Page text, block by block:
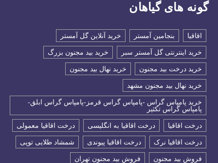
گونه های گیاهان
اقاقیا بنجامین آمستر خرید آنلاین گل آمستر
خرید اینترنتی گل آمستر سبر خرید بید مجنون بزرگ
خرید درخت بید مجنون خرید نهال بید مجنون
خرید نهال بید مجنون مشهد
خرید پامپاس گراس -پامپاس گراس قرمز-پامپاس گراس ابلق-
پامپاس گراس تکثیر
درخت اقاقیا درخت اقاقیا به انگلیسی درخت اقاقیا معمولی
درخت اقاقیا نرک درخت اقاقیا پیوندی شمشاد طلایی توپی
فروش بید مجنون فروش بید مجنون تهران